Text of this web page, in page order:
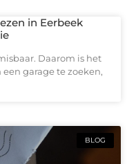
in Eerbeek
Daarom is het
garage te zoeken,
BLOG